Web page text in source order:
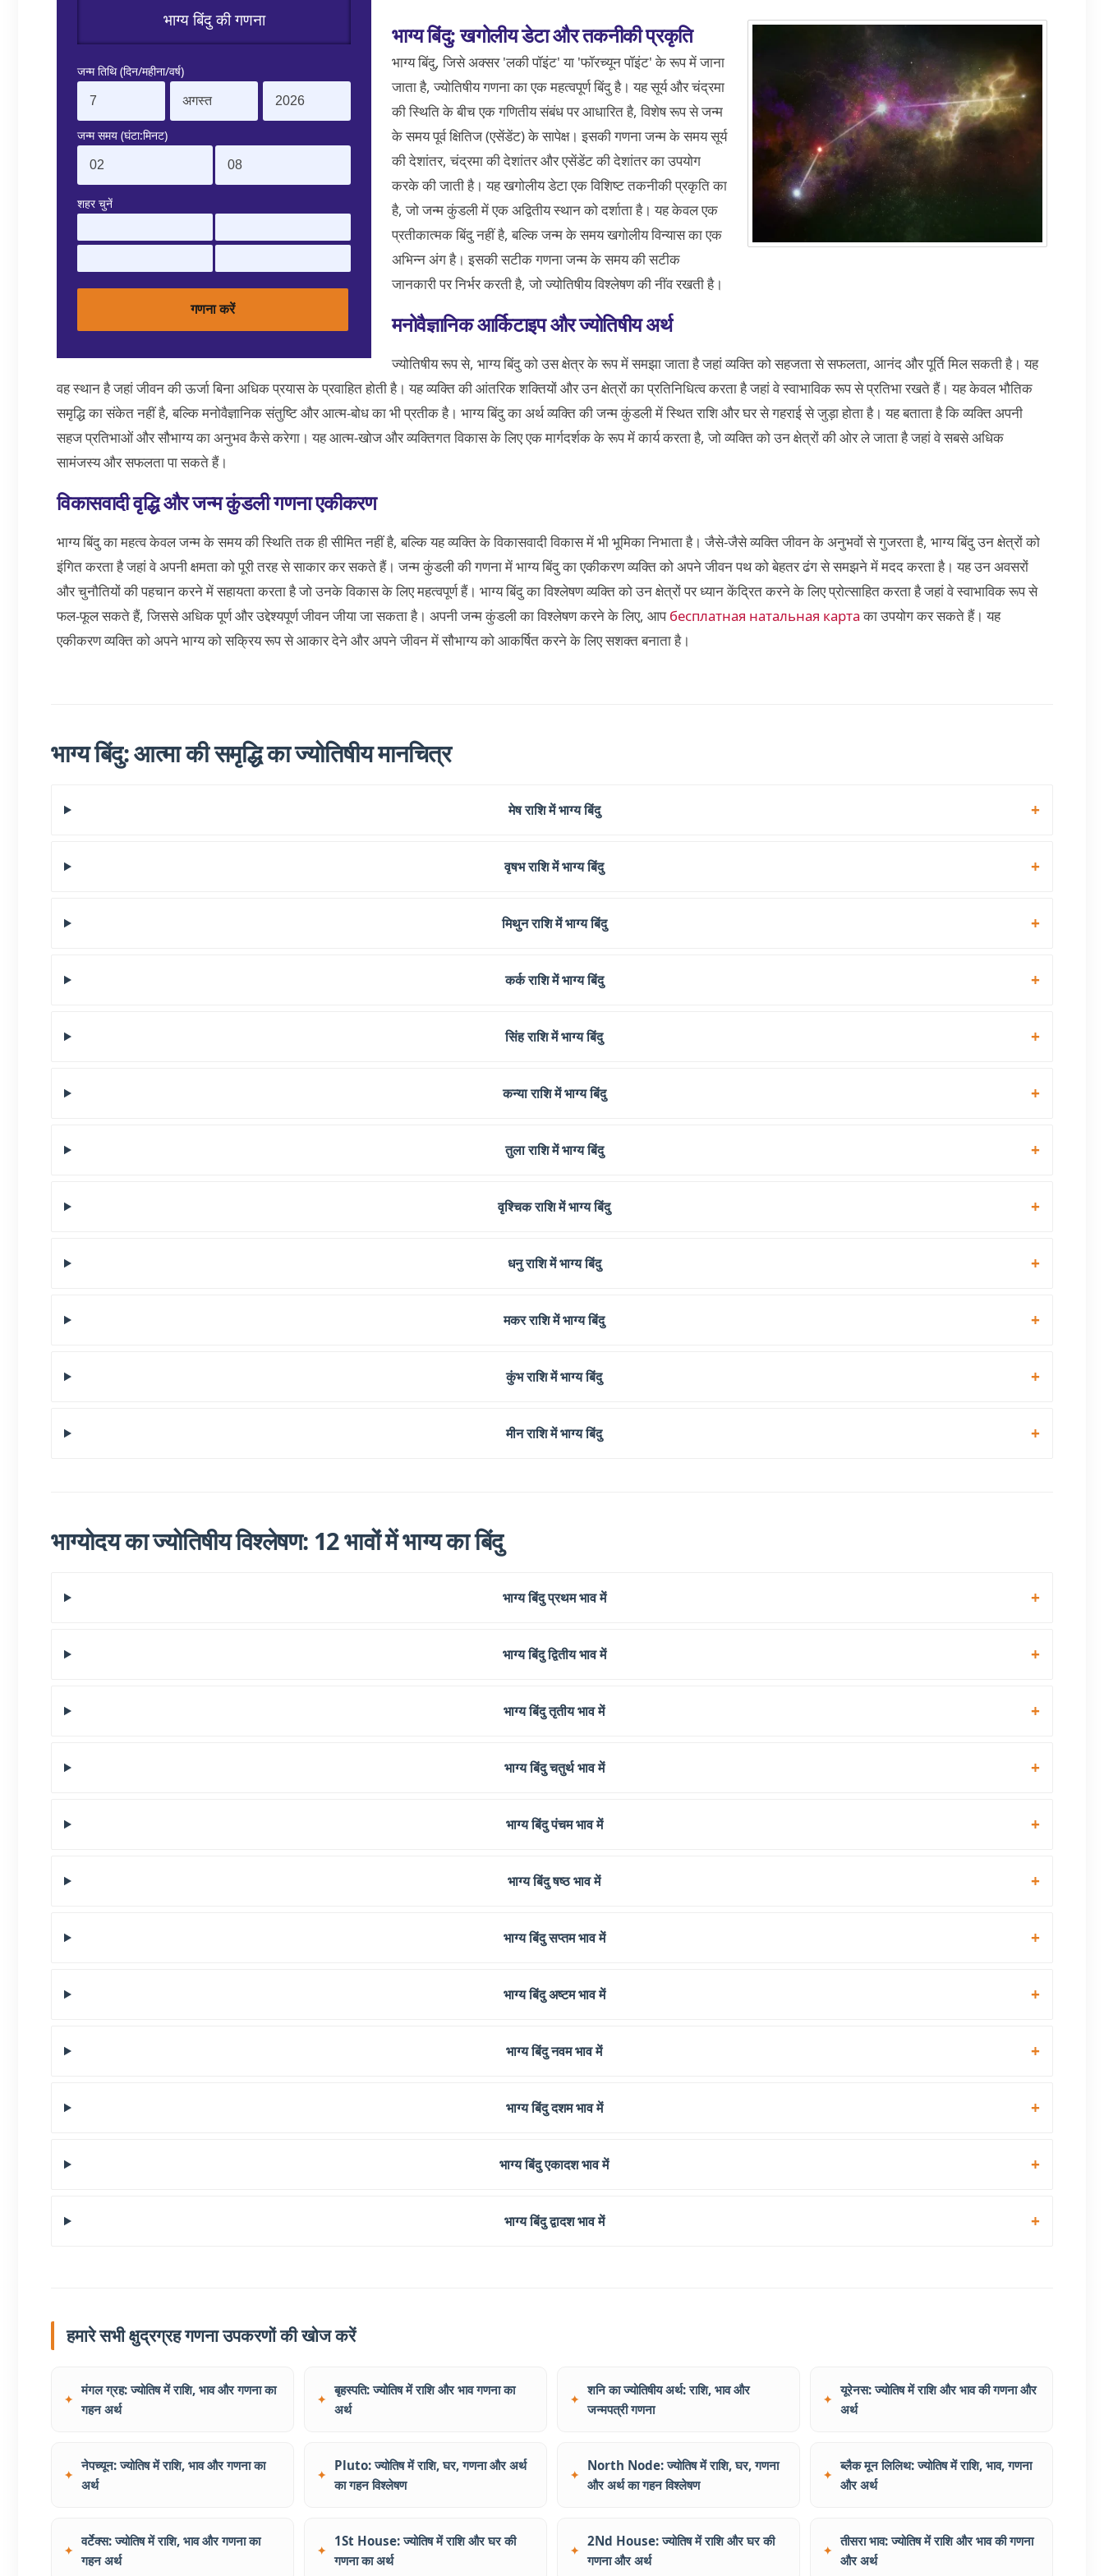
भाग्य बिंदु की गणना
जन्म तिथि (दिन/महीना/वर्ष)
जन्म समय (घंटा:मिनट)
शहर चुनें
भाग्य बिंदु: खगोलीय डेटा और तकनीकी प्रकृति
भाग्य बिंदु, जिसे अक्सर 'लकी पॉइंट' या 'फॉरच्यून पॉइंट' के रूप में जाना
जाता है, ज्योतिषीय गणना का एक महत्वपूर्ण बिंदु है। यह सूर्य और चंद्रमा
की स्थिति के बीच एक गणितीय संबंध पर आधारित है, विशेष रूप से जन्म
के समय पूर्व क्षितिज (एसेंडेंट) के सापेक्ष। इसकी गणना जन्म के समय सूर्य
की देशांतर, चंद्रमा की देशांतर और एसेंडेंट की देशांतर का उपयोग
करके की जाती है। यह खगोलीय डेटा एक विशिष्ट तकनीकी प्रकृति का
है, जो जन्म कुंडली में एक अद्वितीय स्थान को दर्शाता है। यह केवल एक
प्रतीकात्मक बिंदु नहीं है, बल्कि जन्म के समय खगोलीय विन्यास का एक
अभिन्न अंग है। इसकी सटीक गणना जन्म के समय की सटीक
जानकारी पर निर्भर करती है, जो ज्योतिषीय विश्लेषण की नींव रखती है।
मनोवैज्ञानिक आर्किटाइप और ज्योतिषीय अर्थ
ज्योतिषीय रूप से, भाग्य बिंदु को उस क्षेत्र के रूप में समझा जाता है जहां व्यक्ति को सहजता से सफलता, आनंद और पूर्ति मिल सकती है। यह
वह स्थान है जहां जीवन की ऊर्जा बिना अधिक प्रयास के प्रवाहित होती है। यह व्यक्ति की आंतरिक शक्तियों और उन क्षेत्रों का प्रतिनिधित्व करता है जहां वे स्वाभाविक रूप से प्रतिभा रखते हैं। यह केवल भौतिक
समृद्धि का संकेत नहीं है, बल्कि मनोवैज्ञानिक संतुष्टि और आत्म-बोध का भी प्रतीक है। भाग्य बिंदु का अर्थ व्यक्ति की जन्म कुंडली में स्थित राशि और घर से गहराई से जुड़ा होता है। यह बताता है कि व्यक्ति अपनी
सहज प्रतिभाओं और सौभाग्य का अनुभव कैसे करेगा। यह आत्म-खोज और व्यक्तिगत विकास के लिए एक मार्गदर्शक के रूप में कार्य करता है, जो व्यक्ति को उन क्षेत्रों की ओर ले जाता है जहां वे सबसे अधिक
सामंजस्य और सफलता पा सकते हैं।
विकासवादी वृद्धि और जन्म कुंडली गणना एकीकरण
भाग्य बिंदु का महत्व केवल जन्म के समय की स्थिति तक ही सीमित नहीं है, बल्कि यह व्यक्ति के विकासवादी विकास में भी भूमिका निभाता है। जैसे-जैसे व्यक्ति जीवन के अनुभवों से गुजरता है, भाग्य बिंदु उन क्षेत्रों को
इंगित करता है जहां वे अपनी क्षमता को पूरी तरह से साकार कर सकते हैं। जन्म कुंडली की गणना में भाग्य बिंदु का एकीकरण व्यक्ति को अपने जीवन पथ को बेहतर ढंग से समझने में मदद करता है। यह उन अवसरों
और चुनौतियों की पहचान करने में सहायता करता है जो उनके विकास के लिए महत्वपूर्ण हैं। भाग्य बिंदु का विश्लेषण व्यक्ति को उन क्षेत्रों पर ध्यान केंद्रित करने के लिए प्रोत्साहित करता है जहां वे स्वाभाविक रूप से
फल-फूल सकते हैं, जिससे अधिक पूर्ण और उद्देश्यपूर्ण जीवन जीया जा सकता है। अपनी जन्म कुंडली का विश्लेषण करने के लिए, आपбесплатная натальная картаका उपयोग कर सकते हैं। यह
एकीकरण व्यक्ति को अपने भाग्य को सक्रिय रूप से आकार देने और अपने जीवन में सौभाग्य को आकर्षित करने के लिए सशक्त बनाता है।
भाग्य बिंदु: आत्मा की समृद्धि का ज्योतिषीय मानचित्र
मेष राशि में भाग्य बिंदु
वृषभ राशि में भाग्य बिंदु
मिथुन राशि में भाग्य बिंदु
कर्क राशि में भाग्य बिंदु
सिंह राशि में भाग्य बिंदु
कन्या राशि में भाग्य बिंदु
तुला राशि में भाग्य बिंदु
वृश्चिक राशि में भाग्य बिंदु
धनु राशि में भाग्य बिंदु
मकर राशि में भाग्य बिंदु
कुंभ राशि में भाग्य बिंदु
मीन राशि में भाग्य बिंदु
भाग्योदय का ज्योतिषीय विश्लेषण: 12 भावों में भाग्य का बिंदु
भाग्य बिंदु प्रथम भाव में
भाग्य बिंदु द्वितीय भाव में
भाग्य बिंदु तृतीय भाव में
भाग्य बिंदु चतुर्थ भाव में
भाग्य बिंदु पंचम भाव में
भाग्य बिंदु षष्ठ भाव में
भाग्य बिंदु सप्तम भाव में
भाग्य बिंदु अष्टम भाव में
भाग्य बिंदु नवम भाव में
भाग्य बिंदु दशम भाव में
भाग्य बिंदु एकादश भाव में
भाग्य बिंदु द्वादश भाव में
हमारे सभी क्षुद्रग्रह गणना उपकरणों की खोज करें
मंगल ग्रह: ज्योतिष में राशि, भाव और गणना का
गहन अर्थ
बृहस्पति: ज्योतिष में राशि और भाव गणना का
अर्थ
शनि का ज्योतिषीय अर्थ: राशि, भाव और
जन्मपत्री गणना
यूरेनस: ज्योतिष में राशि और भाव की गणना और
अर्थ
नेपच्यून: ज्योतिष में राशि, भाव और गणना का
अर्थ
Pluto: ज्योतिष में राशि, घर, गणना और अर्थ
का गहन विश्लेषण
North Node: ज्योतिष में राशि, घर, गणना
और अर्थ का गहन विश्लेषण
ब्लैक मून लिलिथ: ज्योतिष में राशि, भाव, गणना
और अर्थ
वर्टेक्स: ज्योतिष में राशि, भाव और गणना का
गहन अर्थ
1St House: ज्योतिष में राशि और घर की
गणना का अर्थ
2Nd House: ज्योतिष में राशि और घर की
गणना और अर्थ
तीसरा भाव: ज्योतिष में राशि और भाव की गणना
और अर्थ